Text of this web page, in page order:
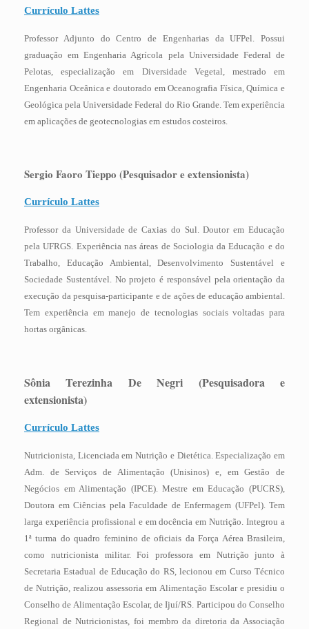
Currículo Lattes
Professor Adjunto do Centro de Engenharias da UFPel. Possui
graduação em Engenharia Agrícola pela Universidade Federal de
Pelotas, especialização em Diversidade Vegetal, mestrado em
Engenharia Oceânica e doutorado em Oceanografia Física, Química e
Geológica pela Universidade Federal do Rio Grande. Tem experiência
em aplicações de geotecnologias em estudos costeiros.
Sergio Faoro Tieppo (Pesquisador e extensionista)
Currículo Lattes
Professor da Universidade de Caxias do Sul. Doutor em Educação
pela UFRGS. Experiência nas áreas de Sociologia da Educação e do
Trabalho, Educação Ambiental, Desenvolvimento Sustentável e
Sociedade Sustentável. No projeto é responsável pela orientação da
execução da pesquisa-participante e de ações de educação ambiental.
Tem experiência em manejo de tecnologias sociais voltadas para
hortas orgânicas.
Sônia Terezinha De Negri (Pesquisadora e
extensionista)
Currículo Lattes
Nutricionista, Licenciada em Nutrição e Dietética. Especialização em
Adm. de Serviços de Alimentação (Unisinos) e, em Gestão de
Negócios em Alimentação (IPCE). Mestre em Educação (PUCRS),
Doutora em Ciências pela Faculdade de Enfermagem (UFPel). Tem
larga experiência profissional e em docência em Nutrição. Integrou a
1ª turma do quadro feminino de oficiais da Força Aérea Brasileira,
como nutricionista militar. Foi professora em Nutrição junto à
Secretaria Estadual de Educação do RS, lecionou em Curso Técnico
de Nutrição, realizou assessoria em Alimentação Escolar e presidiu o
Conselho de Alimentação Escolar, de Ijuí/RS. Participou do Conselho
Regional de Nutricionistas, foi membro da diretoria da Associação